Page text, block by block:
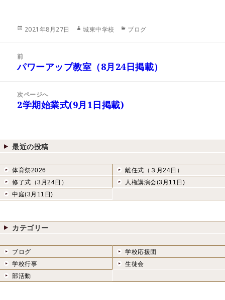
投
2021年8月27日
作
城東中学校
カ
ー
ブログ
ン
前
前
投
稿:
パワーアップ教室（8月24日掲載）
次ページへ
次
稿:
2学期始業式(9月1日掲載)
最近の投稿
体育祭2026
離任式（３月24日）
修了式（3月24日）
人権講演会(3月11日)
中庭(3月11日)
カテゴリー
ブログ
学校応援団
学校行事
生徒会
部活動